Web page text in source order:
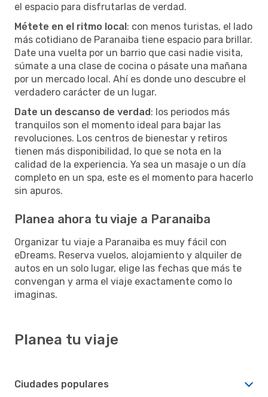
el espacio para disfrutarlas de verdad.
Métete en el ritmo local: con menos turistas, el lado
más cotidiano de Paranaiba tiene espacio para brillar.
Date una vuelta por un barrio que casi nadie visita,
súmate a una clase de cocina o pásate una mañana
por un mercado local. Ahí es donde uno descubre el
verdadero carácter de un lugar.
Date un descanso de verdad: los periodos más
tranquilos son el momento ideal para bajar las
revoluciones. Los centros de bienestar y retiros
tienen más disponibilidad, lo que se nota en la
calidad de la experiencia. Ya sea un masaje o un día
completo en un spa, este es el momento para hacerlo
sin apuros.
Planea ahora tu viaje a Paranaiba
Organizar tu viaje a Paranaiba es muy fácil con
eDreams. Reserva vuelos, alojamiento y alquiler de
autos en un solo lugar, elige las fechas que más te
convengan y arma el viaje exactamente como lo
imaginas.
Planea tu viaje
Ciudades populares